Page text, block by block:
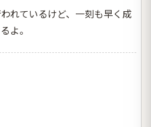
れているけど、一刻も早く成
よ。